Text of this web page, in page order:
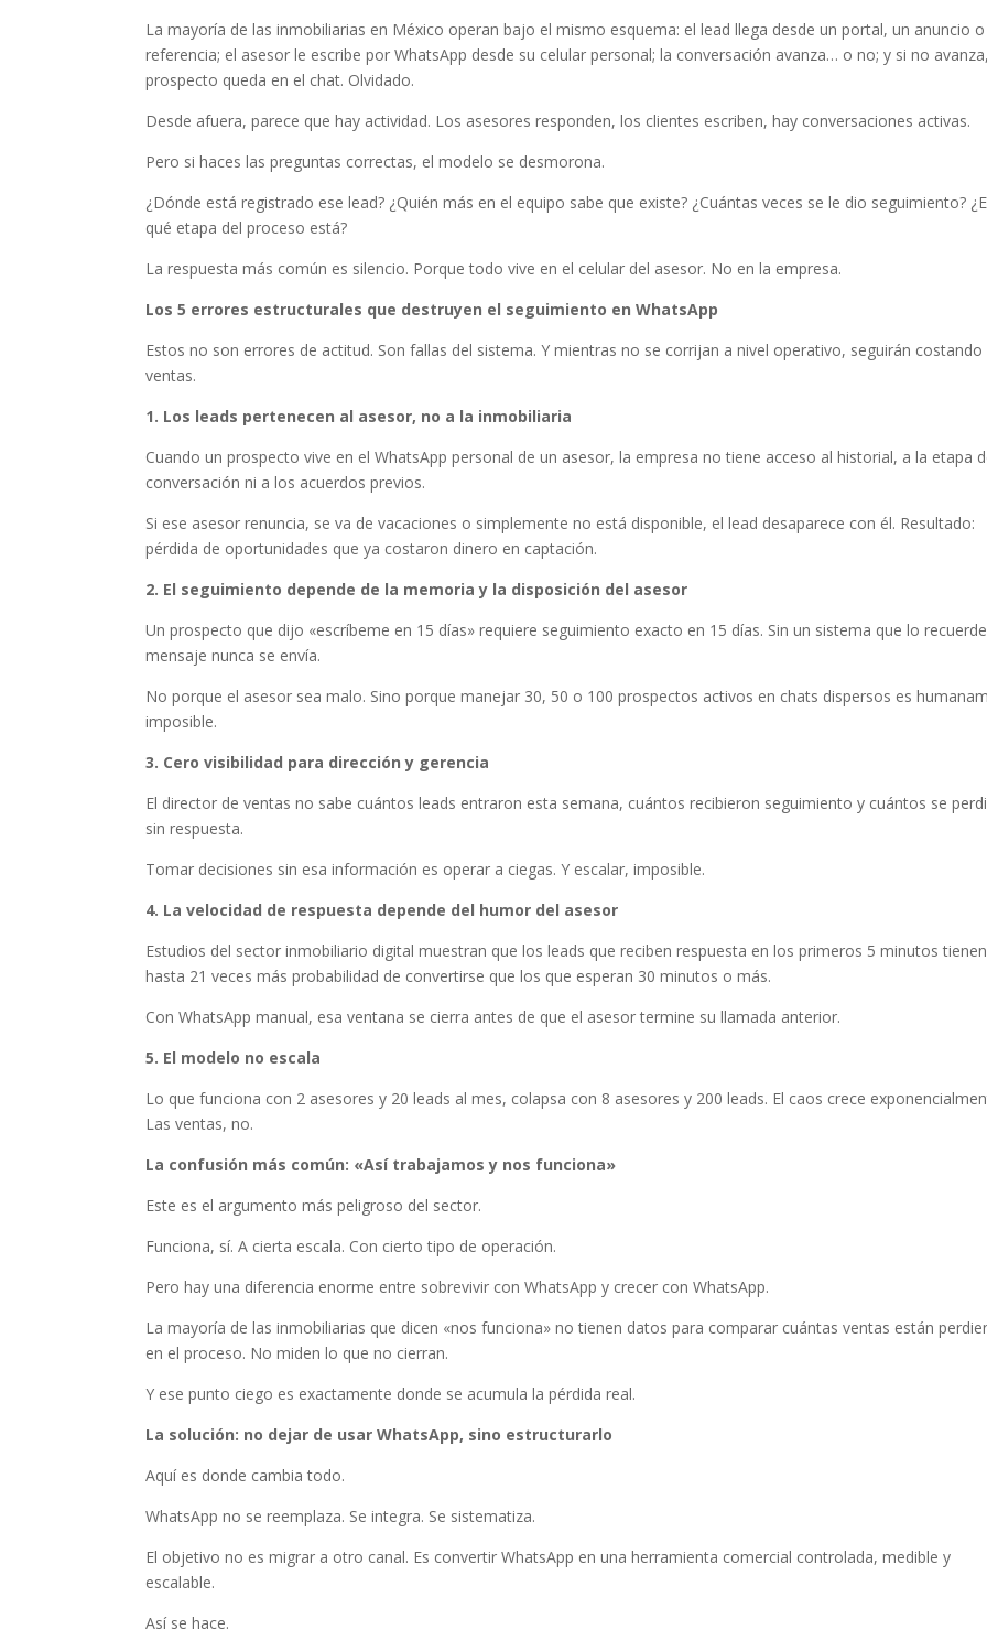
La mayoría de las inmobiliarias en México operan bajo el mismo esquema: el lead llega desde un portal, un anuncio
referencia; el asesor le escribe por WhatsApp desde su celular personal; la conversación avanza… o no; y si no
prospecto queda en el chat. Olvidado.
Desde afuera, parece que hay actividad. Los asesores responden, los clientes escriben, hay conversaciones activas.
Pero si haces las preguntas correctas, el modelo se desmorona.
¿Dónde está registrado ese lead? ¿Quién más en el equipo sabe que existe? ¿Cuántas veces se le dio seguimiento?
qué etapa del proceso está?
La respuesta más común es silencio. Porque todo vive en el celular del asesor. No en la empresa.
Los 5 errores estructurales que destruyen el seguimiento en WhatsApp
Estos no son errores de actitud. Son fallas del sistema. Y mientras no se corrijan a nivel operativo, seguirán costando
ventas.
1. Los leads pertenecen al asesor, no a la inmobiliaria
Cuando un prospecto vive en el WhatsApp personal de un asesor, la empresa no tiene acceso al historial, a la etapa
conversación ni a los acuerdos previos.
Si ese asesor renuncia, se va de vacaciones o simplemente no está disponible, el lead desaparece con él. Resultado:
pérdida de oportunidades que ya costaron dinero en captación.
2. El seguimiento depende de la memoria y la disposición del asesor
Un prospecto que dijo «escríbeme en 15 días» requiere seguimiento exacto en 15 días. Sin un sistema que lo
mensaje nunca se envía.
No porque el asesor sea malo. Sino porque manejar 30, 50 o 100 prospectos activos en chats dispersos es
imposible.
3. Cero visibilidad para dirección y gerencia
El director de ventas no sabe cuántos leads entraron esta semana, cuántos recibieron seguimiento y cuántos se
sin respuesta.
Tomar decisiones sin esa información es operar a ciegas. Y escalar, imposible.
4. La velocidad de respuesta depende del humor del asesor
Estudios del sector inmobiliario digital muestran que los leads que reciben respuesta en los primeros 5 minutos tienen
hasta 21 veces más probabilidad de convertirse que los que esperan 30 minutos o más.
Con WhatsApp manual, esa ventana se cierra antes de que el asesor termine su llamada anterior.
5. El modelo no escala
Lo que funciona con 2 asesores y 20 leads al mes, colapsa con 8 asesores y 200 leads. El caos crece
Las ventas, no.
La confusión más común: «Así trabajamos y nos funciona»
Este es el argumento más peligroso del sector.
Funciona, sí. A cierta escala. Con cierto tipo de operación.
Pero hay una diferencia enorme entre sobrevivir con WhatsApp y crecer con WhatsApp.
La mayoría de las inmobiliarias que dicen «nos funciona» no tienen datos para comparar cuántas ventas están
en el proceso. No miden lo que no cierran.
Y ese punto ciego es exactamente donde se acumula la pérdida real.
La solución: no dejar de usar WhatsApp, sino estructurarlo
Aquí es donde cambia todo.
WhatsApp no se reemplaza. Se integra. Se sistematiza.
El objetivo no es migrar a otro canal. Es convertir WhatsApp en una herramienta comercial controlada, medible y
escalable.
Así se hace.